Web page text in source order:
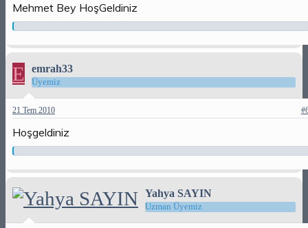
Mehmet Bey HoşGeldiniz
E emrah33
Üyemiz
21 Tem 2010
Hoşgeldiniz
Yahya SAYIN
Uzman Üyemiz